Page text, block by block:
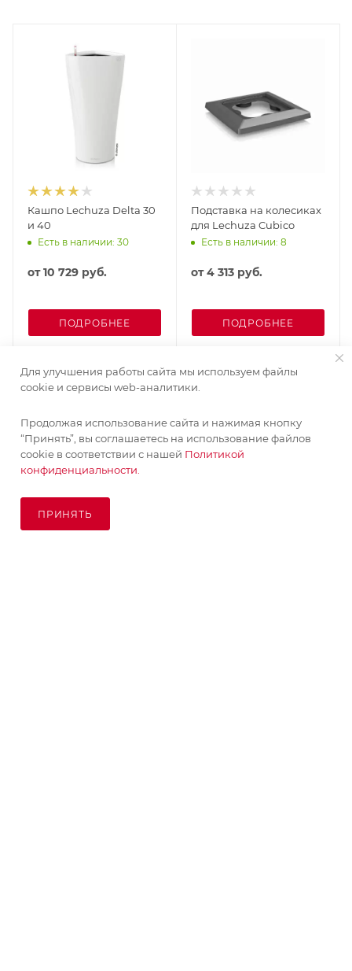
Кашпо Lechuza Delta 30
и 40
Есть в наличии: 30
от10 729 руб.
ПОДРОБНЕЕ
Подставка на колесиках
для Lechuza Cubico
Есть в наличии: 8
от4 313 руб.
ПОДРОБНЕЕ
Для улучшения работы сайта мы используем файлы
cookie и сервисы web-аналитики.
Продолжая использование сайта и нажимая кнопку
“Принять”, вы соглашаетесь на использование файлов
cookie в соответствии с нашей Политикой
конфиденциальности.
ПРИНЯТЬ